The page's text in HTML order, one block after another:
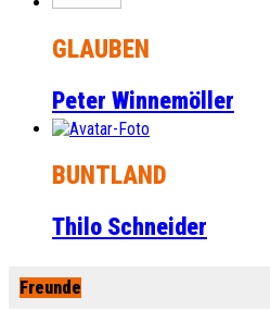
GLAUBEN
Peter Winnemöller
BUNTLAND
Thilo Schneider
Freunde